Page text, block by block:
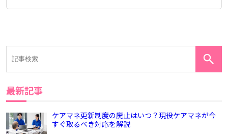
最新記事
ケアマネ更新制度の廃止はいつ？現役ケアマネが今
すぐ取るべき対応を解説